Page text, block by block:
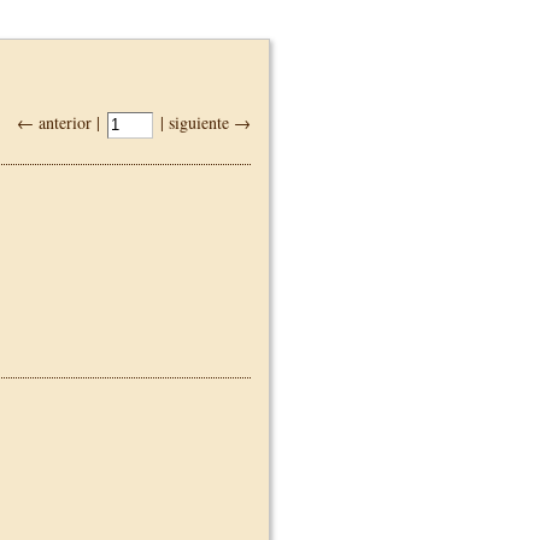
← anterior | | siguiente →